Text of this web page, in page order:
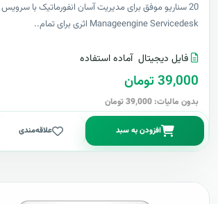
20 سناریو موفق برای مدیریت آسان انفورماتیک با
Manageengine Servicedesk اثری برای تمام..
فایل دیجیتال آماده استفاده
39,000 تومان
بدون مالیات: 39,000 تومان
افزودن به سبد علاقه‌مندی